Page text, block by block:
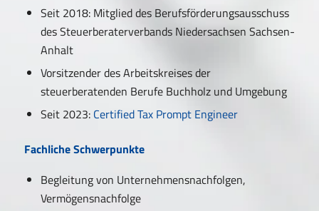
Seit 2018: Mitglied des Berufsförderungsausschuss
des Steuerberaterverbands Niedersachsen Sachsen-
Anhalt
Vorsitzender des Arbeitskreises der
steuerberatenden Berufe Buchholz und Umgebung
Seit 2023: Certified Tax Prompt Engineer
Fachliche Schwerpunkte
Begleitung von Unternehmensnachfolgen,
Vermögensnachfolge